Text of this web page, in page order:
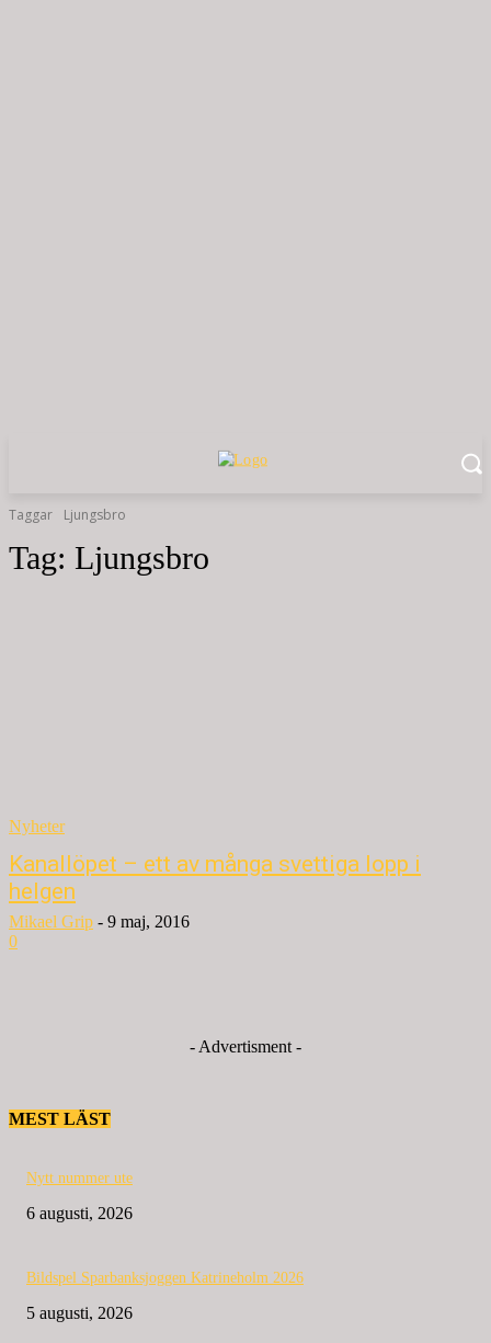
Taggar Ljungsbro
Tag: Ljungsbro
Nyheter
Kanallöpet – ett av många svettiga lopp i
helgen
Mikael Grip - 9 maj, 2016
0
- Advertisment -
MEST LÄST
Nytt nummer ute
6 augusti, 2026
Bildspel Sparbanksjoggen Katrineholm 2026
5 augusti, 2026